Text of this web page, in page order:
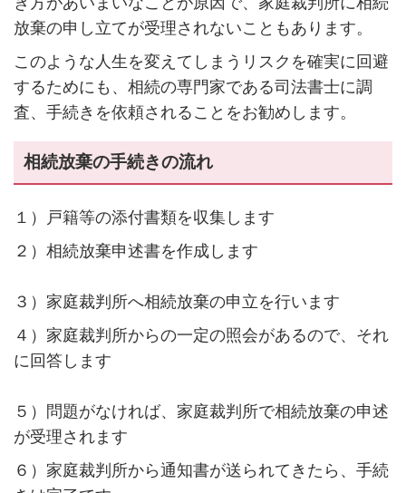
放棄の申し立てが受理されないこともあります。
このような人生を変えてしまうリスクを確実に回避
するためにも、相続の専門家である司法書士に調
査、手続きを依頼されることをお勧めします。
相続放棄の手続きの流れ
１）戸籍等の添付書類を収集します
２）相続放棄申述書を作成します
３）家庭裁判所へ相続放棄の申立を行います
４）家庭裁判所からの一定の照会があるので、それ
に回答します
５）問題がなければ、家庭裁判所で相続放棄の申述
が受理されます
６）家庭裁判所から通知書が送られてきたら、手続